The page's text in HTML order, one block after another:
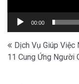
00:00
Điều
hướng
Dịch Vụ Giúp Việc
11 Cung Ứng Người